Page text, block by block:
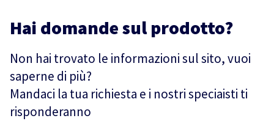
Hai domande sul prodotto?
Non hai trovato le informazioni sul sito, vuoi
saperne di più?
Mandaci la tua richiesta e i nostri speciaisti ti
risponderanno